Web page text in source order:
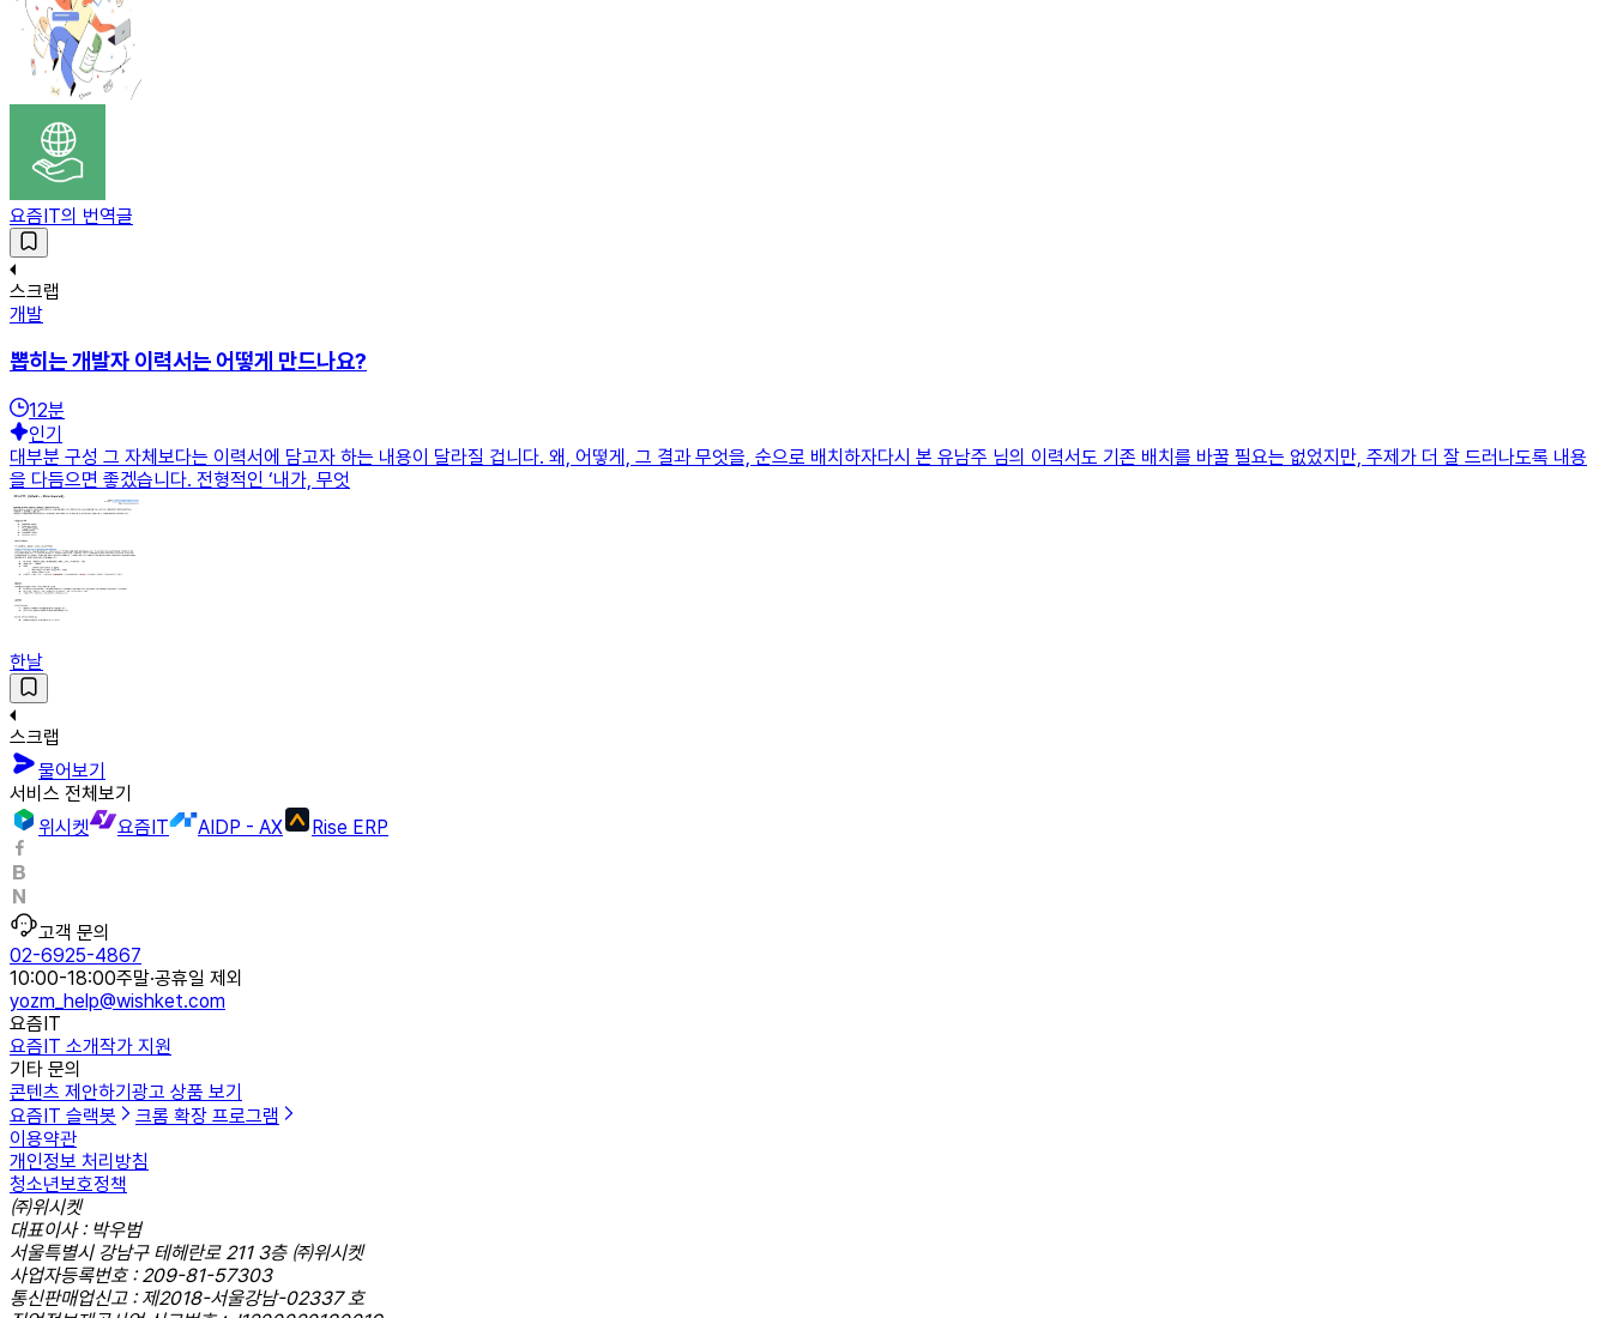
요즘IT의 번역글
스크랩
개발
뽑히는 개발자 이력서는 어떻게 만드나요?
12분
인기
대부분 구성 그 자체보다는 이력서에 담고자 하는 내용이 달라질 겁니다. 왜, 어떻게, 그 결과 무엇을, 순으로 배치하자다시 본 유남주 님의 이력서도 기존 배치를 바꿀 필요는 없었지만, 주제가 더 잘 드러나도록 내용
을 다듬으면 좋겠습니다. 전형적인 ‘내가, 무엇
한날
스크랩
물어보기
서비스 전체보기
위시켓
요즘IT AIDP - AX Rise ERP
고객 문의
02-6925-4867
10:00-18:00주말·공휴일 제외
yozm_help@wishket.com
요즘IT
요즘IT 소개작가 지원
기타 문의
콘텐츠 제안하기 광고 상품 보기
요즘IT 슬랙봇
크롬 확장 프로그램
이용약관
개인정보 처리방침
청소년보호정책
㈜위시켓
대표이사 : 박우범
서울특별시 강남구 테헤란로 211 3층 ㈜위시켓
사업자등록번호 : 209-81-57303
통신판매업신고 : 제2018-서울강남-02337 호